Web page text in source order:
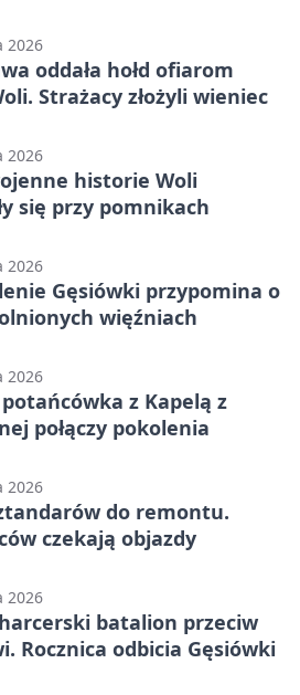
2026
oddała hołd ofiarom
Strażacy złożyli wieniec
2026
historie Woli
się przy pomnikach
2026
Gęsiówki przypomina o
więźniach
2026
z Kapelą z
połączy pokolenia
2026
do remontu.
czekają objazdy
2026
harcerski batalion przeciw
Rocznica odbicia Gęsiówki